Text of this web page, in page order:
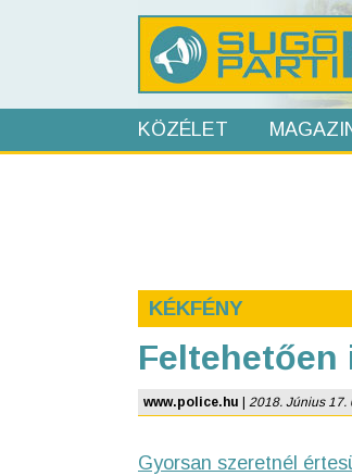
KÖZÉLET
KÉKFÉNY
www.police.hu 2018. Június 17.
Gyorsan szeretnél